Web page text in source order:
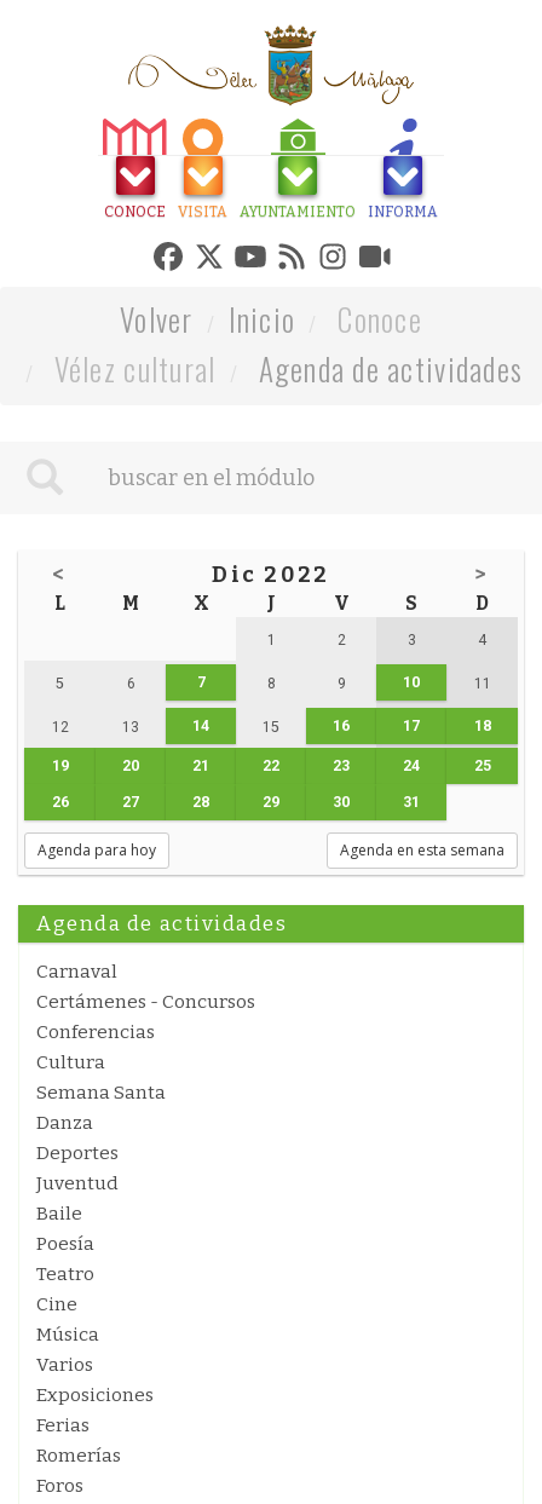
CONOCE VISITA AYUNTAMIENTO INFORMA
Volver Inicio
Conoce
Vélez cultural
Agenda de actividades
< Dic 2022 >
L M X J V S D
1 2 3 4
5 6 7 8 9 10 11
12 13 14 15 16 17 18
19 20 21 22 23 24 25
26 27 28 29 30 31
Agenda para hoy Agenda en esta semana
Agenda de actividades
Carnaval
Certámenes - Concursos
Conferencias
Cultura
Semana Santa
Danza
Deportes
Juventud
Baile
Poesía
Teatro
Cine
Música
Varios
Exposiciones
Ferias
Romerías
Foros